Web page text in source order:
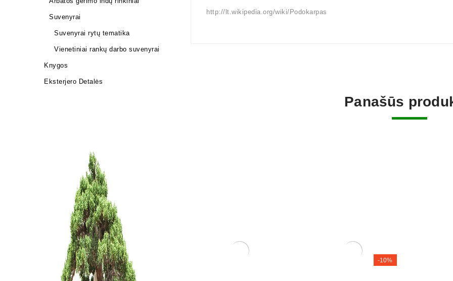
http://lt.wikipedia.org/wiki/Podokarpas
Panašūs
-10%
Suvenyrai
Suvenyrai rytų tematika
Vienetiniai rankų darbo suvenyrai
Knygos
Eksterjero Detalės